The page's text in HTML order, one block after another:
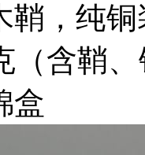
鞘，纯铜
（含鞘
盒